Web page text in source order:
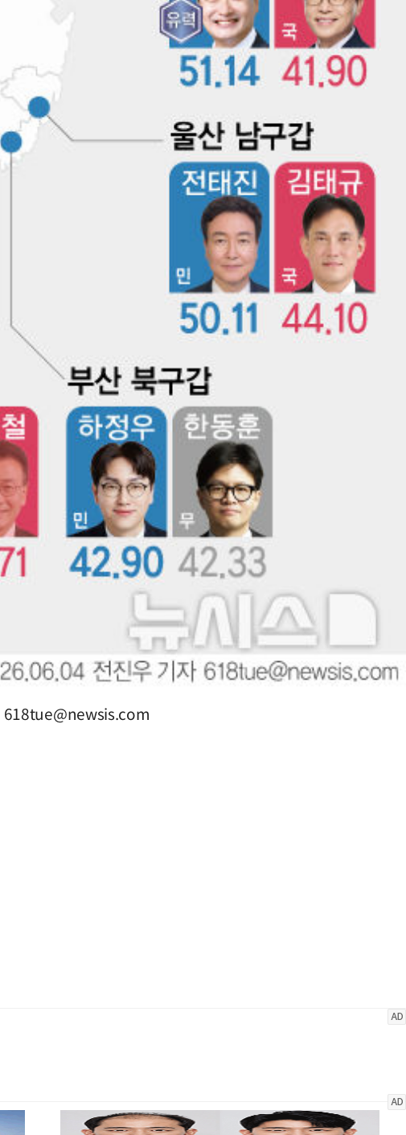
618tue@newsis.com